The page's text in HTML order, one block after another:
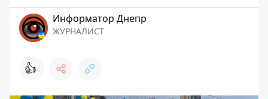
Информатор Днепр
ЖУРНАЛИСТ
👍